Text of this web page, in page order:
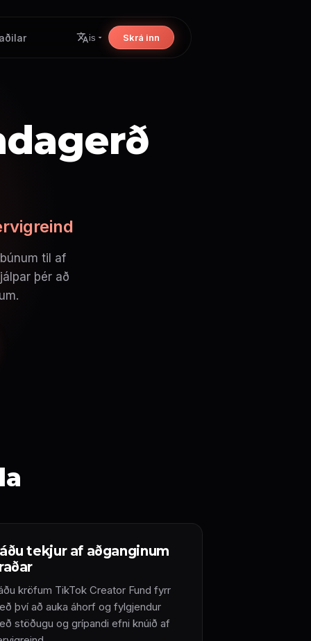
is Skrá inn
til af
þér að
tekjur af aðganginum
kröfum TikTok Creator Fund fyrr
því að auka áhorf og fylgjendur
stöðugu og grípandi efni knúið af